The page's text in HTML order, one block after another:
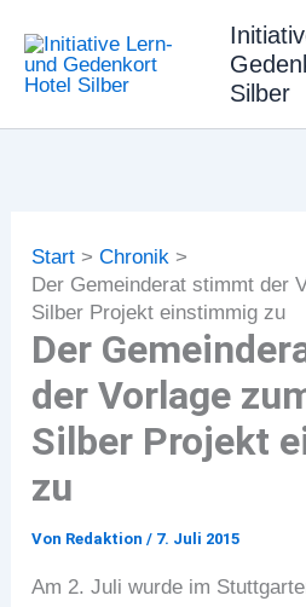
Inhalt
springen
Silber
Start
Chronik
Der Gemeinderat stimmt der
Silber Projekt einstimmig zu
Der
der Vorlage
Silber Projekt
zu
Von Redaktion/ 7. Juli 2015
Am 2. Juli wurde im